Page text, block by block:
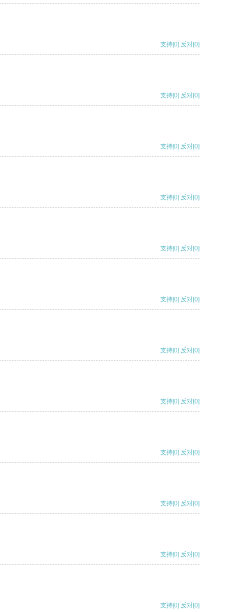
支持[0] 反对[0]
支持[0] 反对[0]
支持[0] 反对[0]
支持[0] 反对[0]
支持[0] 反对[0]
支持[0] 反对[0]
支持[0] 反对[0]
支持[0] 反对[0]
支持[0] 反对[0]
支持[0] 反对[0]
支持[0] 反对[0]
支持[0] 反对[0]